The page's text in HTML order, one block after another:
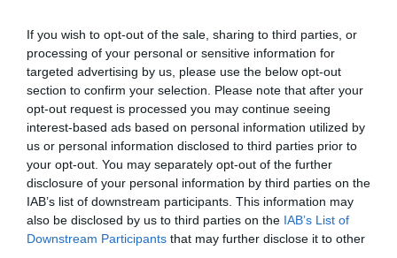
If you wish to opt-out of the sale, sharing to third parties, or
processing of your personal or sensitive information for
targeted advertising by us, please use the below opt-out
section to confirm your selection. Please note that after your
opt-out request is processed you may continue seeing
interest-based ads based on personal information utilized by
us or personal information disclosed to third parties prior to
your opt-out. You may separately opt-out of the further
disclosure of your personal information by third parties on the
IAB’s list of downstream participants. This information may
also be disclosed by us to third parties on the IAB’s List of
Downstream Participants that may further disclose it to other
PRONEWS.GR /ΥΓΕΙΑ
Ανεύρυσμα αορτής: Το «τεστ αντίχειρα»
του 1 λεπτού που μπορεί να αποκαλύψει
έναν κρυφό κίνδυνο (βίντεο)
08.08.2026 | 16:51